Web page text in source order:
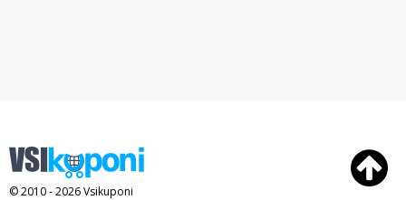
© 2010 - 2026Vsikuponi